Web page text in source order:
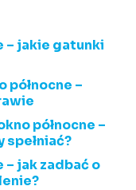
– jakie gatunki
północne –
północne –
spełniać?
– jak zadbać o